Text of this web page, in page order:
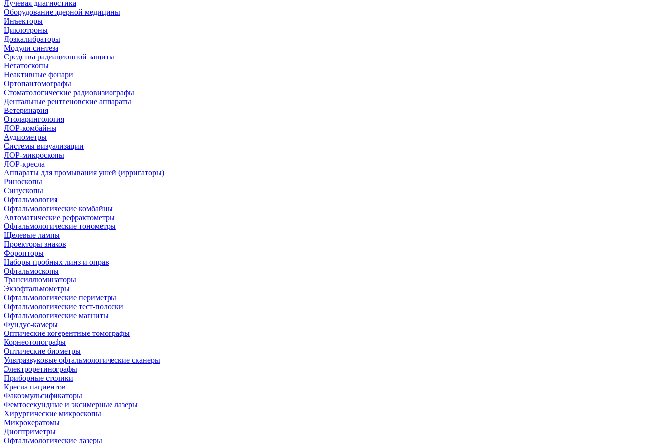
Лучевая диагностика
Оборудование ядерной медицины
Инъекторы
Циклотроны
Дозкалибраторы
Модули синтеза
Средства радиационной защиты
Негатоскопы
Неактивные фонари
Ортопантомографы
Стоматологические радиовизиографы
Дентальные рентгеновские аппараты
Ветеринария
Отоларингология
ЛОР-комбайны
Аудиометры
Системы визуализации
ЛОР-микроскопы
ЛОР-кресла
Аппараты для промывания ушей (ирригаторы)
Риноскопы
Синускопы
Офтальмология
Офтальмологические комбайны
Автоматические рефрактометры
Офтальмологические тонометры
Щелевые лампы
Проекторы знаков
Форопторы
Наборы пробных линз и оправ
Офтальмоскопы
Трансиллюминаторы
Экзофтальмометры
Офтальмологические периметры
Офтальмологические тест-полоски
Офтальмологические магниты
Фундус-камеры
Оптические когерентные томографы
Корнеотопографы
Оптические биометры
Ультразвуковые офтальмологические сканеры
Электроретинографы
Приборные столики
Кресла пациентов
Факоэмульсификаторы
Фемтосекундные и эксимерные лазеры
Хирургические микроскопы
Микрокератомы
Диоптриметры
Офтальмологические лазеры